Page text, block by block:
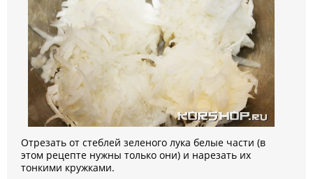
Отрезать от стеблей зеленого лука белые части (в
этом рецепте нужны только они) и нарезать их
тонкими кружками.